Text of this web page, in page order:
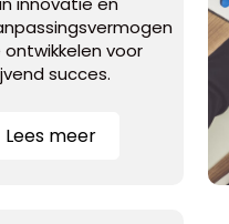
ontwikkelen voor
succes.
Lees meer